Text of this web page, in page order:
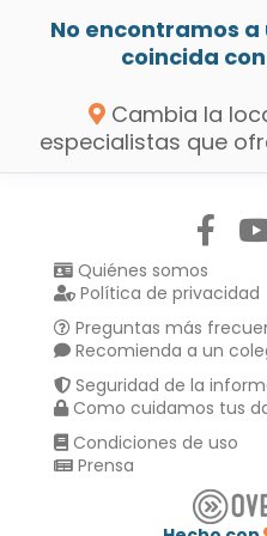
No encontramos
coincida
Cambia la
especialistas que
Quiénes somos
Política de privacidad
Preguntas más
Recomienda a un
Seguridad de la
Como cuidamos tus
Condiciones de uso
Prensa